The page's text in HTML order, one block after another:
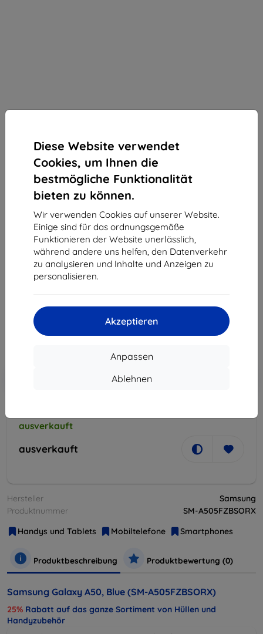
Diese Website verwendet
Cookies, um Ihnen die
bestmögliche Funktionalität
bieten zu können.
Wir verwenden Cookies auf unserer Website.
Einige sind für das ordnungsgemäße
Funktionieren der Website unerlässlich,
während andere uns helfen, den Datenverkehr
zu analysieren und Inhalte und Anzeigen zu
personalisieren.
Akzeptieren
Anpassen
Ablehnen
A505FZBSORX)
Kaufen Sie dieses Gerät und erhalten Sie
25%
Rabatt
auf sämtliches Zubehör dafür!
Endpreis
222,90 €
200,61 €
Rabatt mit Gutschein
ausverkauft
ausverkauft
Hersteller
Samsung
Produktnummer
SM-A505FZBSORX
Handys und Tablets
Mobiltelefone Smartphones
Produktbeschreibung Produktbewertung (0)
Samsung Galaxy A50, Blue (SM-A505FZBSORX)
25% Rabatt auf das ganze Sortiment von Hüllen und
Handyzubehör